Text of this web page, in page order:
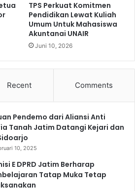
TPS Perkuat Komitmen
Pendidikan Lewat Kuliah
Umum Untuk Mahasiswa
Akuntanai UNAIR
Juni 10, 2026
Recent Comments
Pendemo dari Aliansi Anti
Tanah Jatim Datangi Kejari dan
10, 2025
E DPRD Jatim Berharap
Tatap Muka Tetap